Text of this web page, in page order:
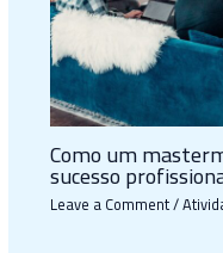
Como um
sucesso
Leave a Comment/